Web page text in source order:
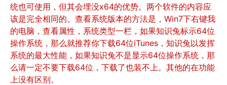
统也可使用，但其会埋没x64的优势。两个软件的内容应
该是完全相同的。查看系统版本的方法是，Win7下右键我
的电脑，查看属性，系统类型一栏，如果知识兔标示64位
操作系统，那么就推荐你下载64位iTunes，知识兔以发挥
系统的最大性能，如果知识兔不是显示64位操作系统，那
么请一定不要下载64位，下载了也装不上。其他的在功能
上没有区别。